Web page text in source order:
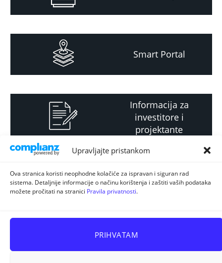
Upravljajte pristankom
Ova stranica koristi neophodne kolačiće za ispravan i siguran rad
sistema. Detaljnije informacije o načinu korištenja i zaštiti vaših podataka
možete pročitati na stranici Pravila privatnosti.
PRIHVATAM
Smart Portal
Informacija za
investitore i
projektante
Strateški i planski
dokument